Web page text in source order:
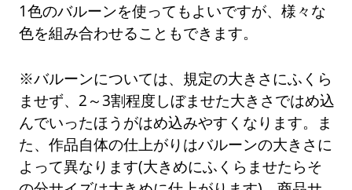
1色のバルーンを使ってもよいですが、様々な
色を組み合わせることもできます。
※バルーンについては、規定の大きさにふくら
ませず、2～3割程度しぼませた大きさではめ込
んでいったほうがはめ込みやすくなります。ま
た、作品自体の仕上がりはバルーンの大きさに
よって異なります(大きめにふくらませたらそ